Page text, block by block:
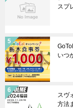
スプ
いつ
スヴ
方法